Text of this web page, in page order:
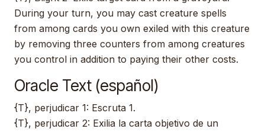
During your turn, you may cast creature spells
from among cards you own exiled with this creature
by removing three counters from among creatures
you control in addition to paying their other costs.
Oracle Text (español)
{T}, perjudicar 1: Escruta 1.
{T}, perjudicar 2: Exilia la carta objetivo de un